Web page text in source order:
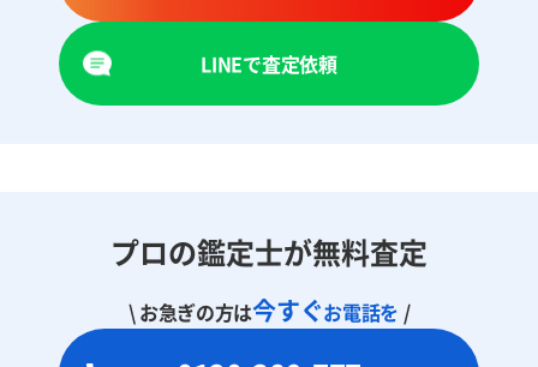
LINEで査定依頼
プロの鑑定士が無料査定
\ お急ぎの方は今すぐお電話を /